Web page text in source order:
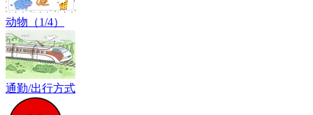
动物（1/4）
通勤/出行方式